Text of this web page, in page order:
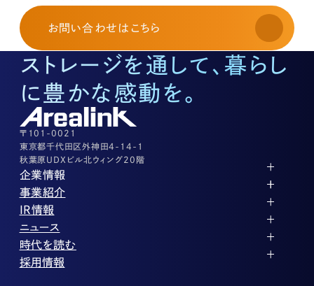
お申し込み・お問い合わせ
03-3526-8568
土地活用に関するお問い合わせ
03-3526-8574
底地に関するお問い合わせ
03-3526-8572
株式に関するお問い合わせ
03-3526-8556
その他上記に当てはまらない案件等
03-3526-8556
お問い合わせ はこちら
ストレージを通して、暮らし
に豊かな感動を。
〒101-0021
東京都千代田区外神田4-14-1
秋葉原UDXビル北ウィング20階
企業情報
代表メッセージ
企業理念
会社概要
役員紹介
沿革
コーポレートガバナンス
事業紹介
ストレージ事業
パートナー制度
ストレージライフ
土地権利整備事業
オフィス事業
アセット事業
IR情報
IRカレンダー
中期経営計画
事業等のリスク
ニュース
PR
IR
時代を読む
投稿一覧
採用情報